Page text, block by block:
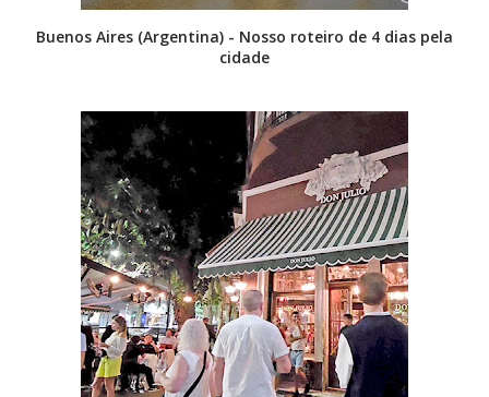
Buenos Aires (Argentina) - Nosso roteiro de 4 dias pela
cidade